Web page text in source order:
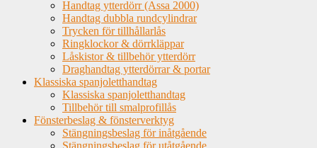
Handtag ytterdörr (Assa 2000)
Handtag dubbla rundcylindrar
Trycken för tillhållarlås
Ringklockor & dörrkläppar
Låskistor & tillbehör ytterdörr
Draghandtag ytterdörrar & portar
Klassiska spanjoletthandtag
Klassiska spanjoletthandtag
Tillbehör till smalprofillås
Fönsterbeslag & fönsterverktyg
Stängningsbeslag för inåtgående
Stängningsbeslag för utåtgående